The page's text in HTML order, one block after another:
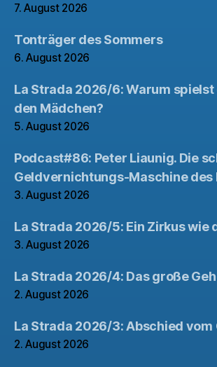
7. August 2026
Tonträger des Sommers
6. August 2026
La Strada 2026/6: Warum
den Mädchen?
5. August 2026
Podcast#86: Peter Liaunig. Die
Geldvernichtungs-Maschine des
3. August 2026
La Strada 2026/5: Ein Zirkus wie
3. August 2026
La Strada 2026/4: Das große
2. August 2026
La Strada 2026/3: Abschied vom
2. August 2026